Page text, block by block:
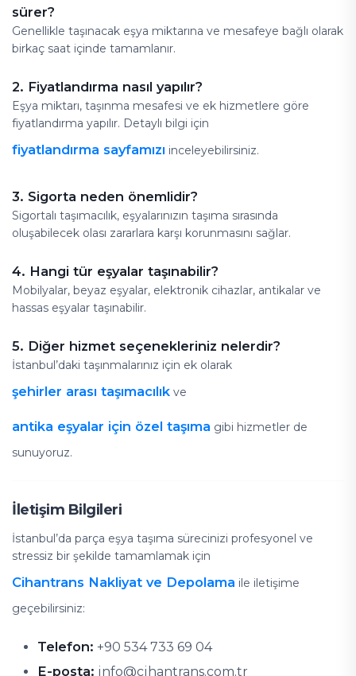
sürer?
Genellikle taşınacak eşya miktarına ve mesafeye bağlı olarak
birkaç saat içinde tamamlanır.
2. Fiyatlandırma nasıl yapılır?
Eşya miktarı, taşınma mesafesi ve ek hizmetlere göre
fiyatlandırma yapılır. Detaylı bilgi için
fiyatlandırma sayfamızı inceleyebilirsiniz.
3. Sigorta neden önemlidir?
Sigortalı taşımacılık, eşyalarınızın taşıma sırasında
oluşabilecek olası zararlara karşı korunmasını sağlar.
4. Hangi tür eşyalar taşınabilir?
Mobilyalar, beyaz eşyalar, elektronik cihazlar, antikalar ve
hassas eşyalar taşınabilir.
5. Diğer hizmet seçenekleriniz nelerdir?
İstanbul’daki taşınmalarınız için ek olarak
şehirler arası taşımacılık ve
antika eşyalar için özel taşıma gibi hizmetler de
sunuyoruz.
İletişim Bilgileri
İstanbul’da parça eşya taşıma sürecinizi profesyonel ve
stressiz bir şekilde tamamlamak için
Cihantrans Nakliyat ve Depolama ile iletişime
geçebilirsiniz:
Telefon: +90 534 733 69 04
E-posta: info@cihantrans.com.tr